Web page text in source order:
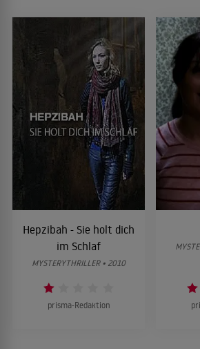
Hepzibah - Sie holt dich
im Schlaf
MYSTERYTHRILLER • 2010
prisma-Redaktion